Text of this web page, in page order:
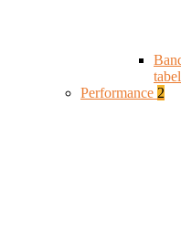
Performance 2